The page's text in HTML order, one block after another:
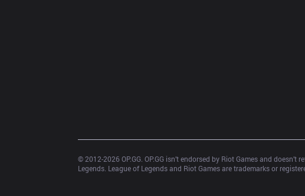
© 2012-2026 OP.GG. OP.GG isn’t endorsed by Riot Games and
Legends. League of Legends and Riot Games are trademarks or